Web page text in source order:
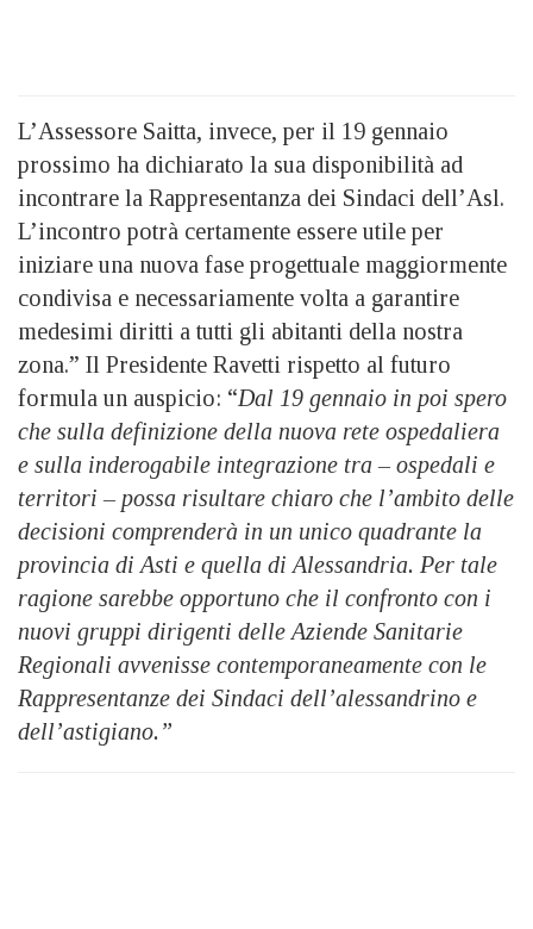
L’Assessore Saitta, invece, per il 19 gennaio
prossimo ha dichiarato la sua disponibilità ad
incontrare la Rappresentanza dei Sindaci dell’Asl.
L’incontro potrà certamente essere utile per
iniziare una nuova fase progettuale maggiormente
condivisa e necessariamente volta a garantire
medesimi diritti a tutti gli abitanti della nostra
zona.” Il Presidente Ravetti rispetto al futuro
formula un auspicio: “Dal 19 gennaio in poi spero
che sulla definizione della nuova rete ospedaliera
e sulla inderogabile integrazione tra – ospedali e
territori – possa risultare chiaro che l’ambito delle
decisioni comprenderà in un unico quadrante la
provincia di Asti e quella di Alessandria. Per tale
ragione sarebbe opportuno che il confronto con i
nuovi gruppi dirigenti delle Aziende Sanitarie
Regionali avvenisse contemporaneamente con le
Rappresentanze dei Sindaci dell’alessandrino e
dell’astigiano.”